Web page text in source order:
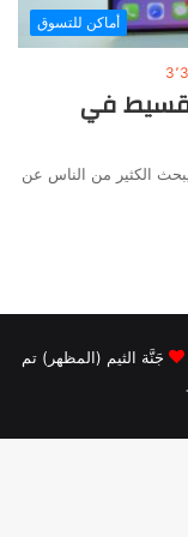
أماكن للتسوق
في
يبحث الكثير من الناس عن
جَنَّة الثيم (المظهر) تم